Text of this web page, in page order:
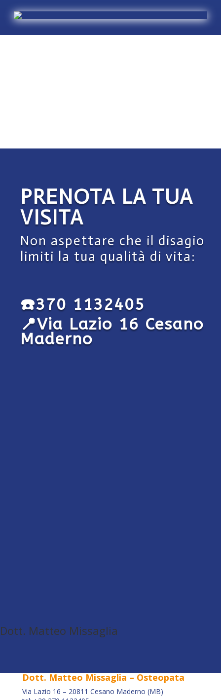
PRENOTA LA TUA
VISITA
Non aspettare che il disagio
limiti la tua qualità di vita:
☎️370 1132405
📍Via Lazio 16 Cesano
Maderno
Dott. Matteo Missaglia
Dott. Matteo Missaglia – Osteopata
Via Lazio 16 – 20811 Cesano Maderno (MB)